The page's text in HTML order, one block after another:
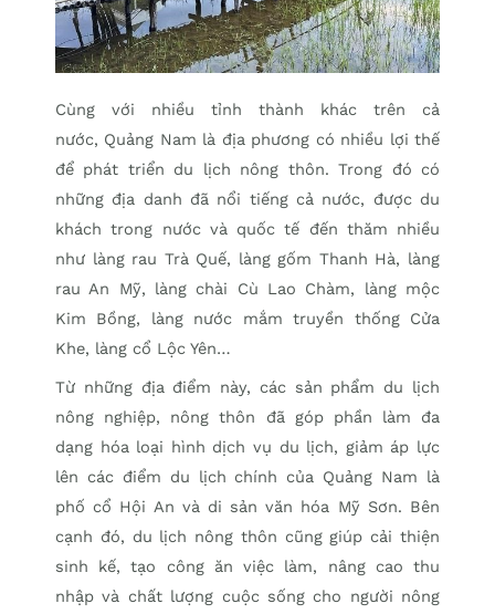
Cùng với nhiều tỉnh thành khác trên cả
nước, Quảng Nam là địa phương có nhiều lợi thế
để phát triển du lịch nông thôn. Trong đó có
những địa danh đã nổi tiếng cả nước, được du
khách trong nước và quốc tế đến thăm nhiều
như làng rau Trà Quế, làng gốm Thanh Hà, làng
rau An Mỹ, làng chài Cù Lao Chàm, làng mộc
Kim Bồng, làng nước mắm truyền thống Cửa
Khe, làng cổ Lộc Yên…
Từ những địa điểm này, các sản phẩm du lịch
nông nghiệp, nông thôn đã góp phần làm đa
dạng hóa loại hình dịch vụ du lịch, giảm áp lực
lên các điểm du lịch chính của Quảng Nam là
phố cổ Hội An và di sản văn hóa Mỹ Sơn. Bên
cạnh đó, du lịch nông thôn cũng giúp cải thiện
sinh kế, tạo công ăn việc làm, nâng cao thu
nhập và chất lượng cuộc sống cho người nông